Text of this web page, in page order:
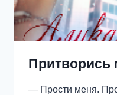
Притворись
— Прости меня.